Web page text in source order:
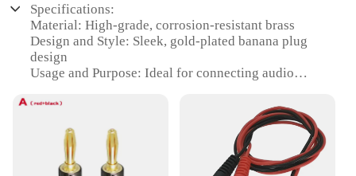
Specifications:
Material: High-grade, corrosion-resistant brass
Design and Style: Sleek, gold-plated banana plug
design
Usage and Purpose: Ideal for connecting audio
equipment
Performance and Property: High conductivity
ensures clear, uninterrupted sound transmission
Quantity: Available in sets of 4 or 8, catering to
various audio needs